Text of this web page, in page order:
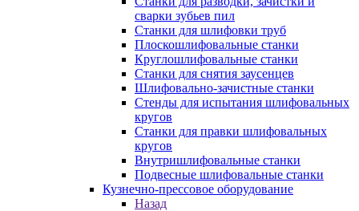
сварки зубьев пил
Станки для шлифовки труб
Плоскошлифовальные станки
Круглошлифовальные станки
Станки для снятия заусенцев
Шлифовально-зачистные станки
Стенды для испытания шлифовальных
кругов
Станки для правки шлифовальных
кругов
Внутришлифовальные станки
Подвесные шлифовальные станки
Кузнечно-прессовое оборудование
Назад